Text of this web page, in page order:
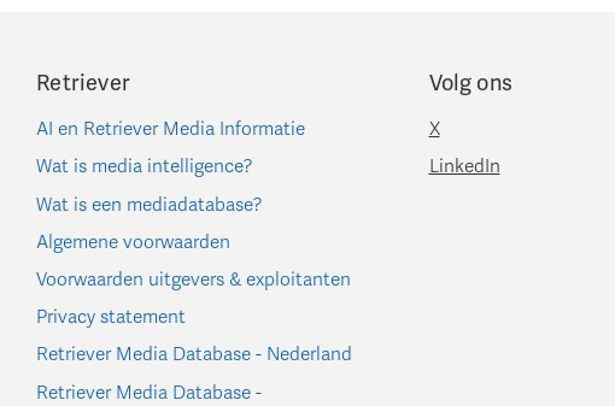
Retriever
AI en Retriever Media Informatie
Wat is media intelligence?
Wat is een mediadatabase?
Algemene voorwaarden
Voorwaarden uitgevers & exploitanten
Privacy statement
Retriever Media Database - Nederland
Retriever Media Database -
Volg ons
X
LinkedIn